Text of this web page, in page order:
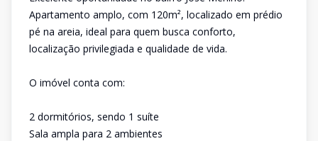
Apartamento amplo, com 120m², localizado em prédio
pé na areia, ideal para quem busca conforto,
localização privilegiada e qualidade de vida.
O imóvel conta com:
2 dormitórios, sendo 1 suíte
Sala ampla para 2 ambientes